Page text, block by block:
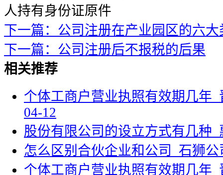
人持有身份证原件
下一篇：公司注册在产业园区的六大
下一篇：公司注册后不报税的后果
相关推荐
个体工商户营业执照有效期几年
04-12
股份有限公司的设立方式有几种
怎么区别合伙企业和公司_石狮公
个体工商户营业执照有效期几年